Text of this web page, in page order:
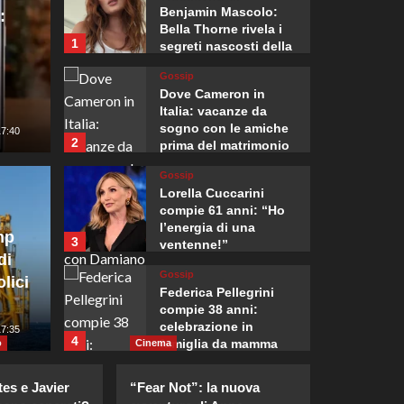
le forze
Yemen, almeno
1
Benjamin Mascolo:
Bella Thorne rivela i
segreti nascosti della
2
Gossip
Dove Cameron in
Italia: vacanze da
sogno con le amiche
prima del matrimonio
3
Gossip
Lorella Cuccarini
compie 61 anni: “Ho
l’energia di una
ventenne!”
4
Gossip
Federica Pellegrini
compie 38 anni:
celebrazione in
famiglia da mamma
Lorenzo Riccardi nel
e Javier
Cinema
“Fear Not”: la nuova